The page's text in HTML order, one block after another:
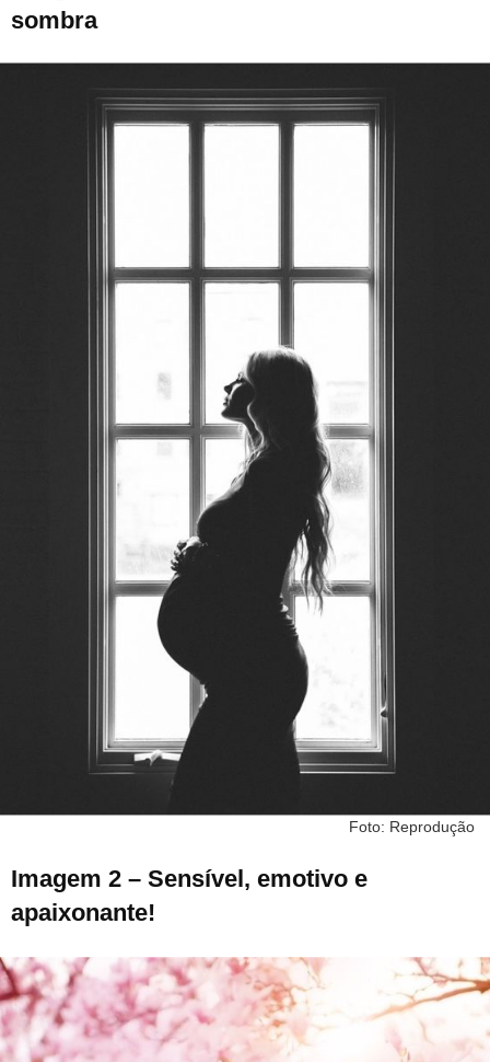
sombra
Foto: Reprodução
Imagem 2 – Sensível, emotivo e
apaixonante!